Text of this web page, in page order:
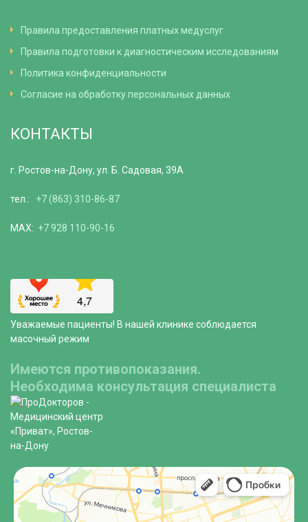
Правила предоставления платных медуслуг
Правила подготовки к диагностическим исследованиям
Политика конфиденциальности
Согласие на обработку персональных данных
КОНТАКТЫ
г. Ростов-на-Дону, ул. Б. Садовая, 39А
тел.: +7 (863) 310-86-87
MAX: +7 928 110-90-16
Уважаемые пациенты! В нашей клинике соблюдается
масочный режим
Имеются противопоказания.
Необходима консультация специалиста